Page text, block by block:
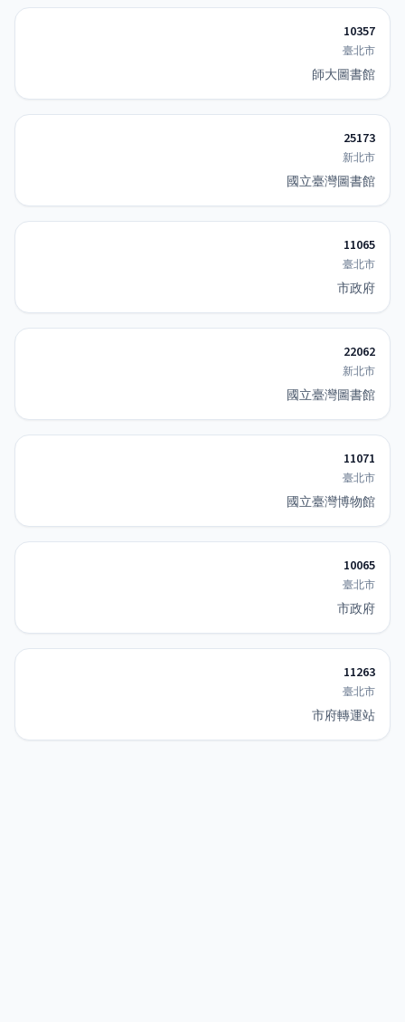
10357
臺北市
師大圖書館
25173
新北市
國立臺灣圖書館
11065
臺北市
市政府
22062
新北市
國立臺灣圖書館
11071
臺北市
國立臺灣博物館
10065
臺北市
市政府
11263
臺北市
市府轉運站